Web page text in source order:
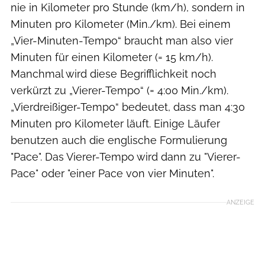
nie in Kilometer pro Stunde (km/h), sondern in
Minuten pro Kilometer (Min./km). Bei einem
„Vier-Minuten-Tempo“ braucht man also vier
Minuten für einen Kilometer (= 15 km/h).
Manchmal wird diese Begrifflichkeit noch
verkürzt zu „Vierer-Tempo“ (= 4:00 Min./km).
„Vierdreißiger-Tempo“ bedeutet, dass man 4:30
Minuten pro Kilometer läuft. Einige Läufer
benutzen auch die englische Formulierung
"Pace". Das Vierer-Tempo wird dann zu "Vierer-
Pace" oder "einer Pace von vier Minuten".
ANZEIGE